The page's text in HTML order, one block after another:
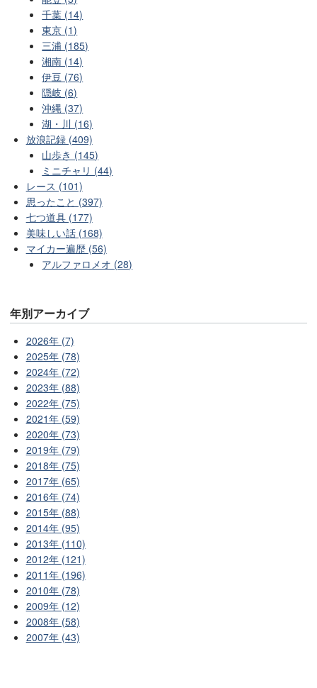
千葉 (14)
東京 (1)
三浦 (185)
湘南 (14)
伊豆 (76)
隠岐 (6)
沖縄 (37)
湖・川 (16)
放浪記録 (409)
山歩き (145)
ミニチャリ (44)
レース (101)
思ったこと (397)
七つ道具 (177)
美味しい話 (168)
マイカー遍歴 (56)
アルファロメオ (28)
年別アーカイブ
2026年 (7)
2025年 (78)
2024年 (72)
2023年 (88)
2022年 (75)
2021年 (59)
2020年 (73)
2019年 (79)
2018年 (75)
2017年 (65)
2016年 (74)
2015年 (88)
2014年 (95)
2013年 (110)
2012年 (121)
2011年 (196)
2010年 (78)
2009年 (12)
2008年 (58)
2007年 (43)